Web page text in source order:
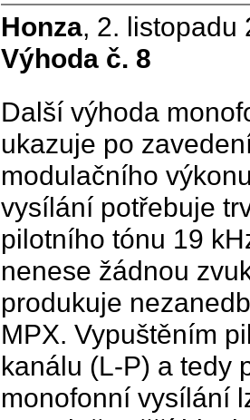
Honza, 2. listopadu
Výhoda č. 8
Další výhoda
ukazuje po
modulačního
vysílání potřebuje
pilotního tónu 19
nenese žádnou
produkuje
MPX. Vypuštěním
kanálu (L-P) a tedy
monofonní vysílání